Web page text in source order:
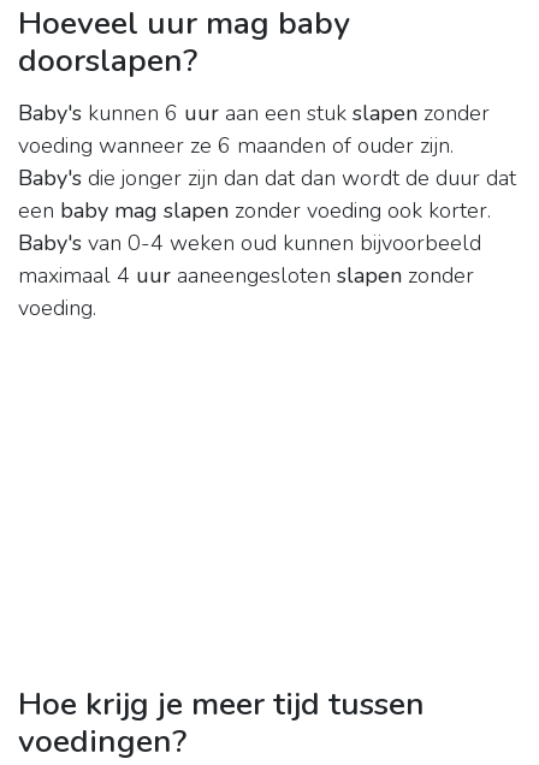
Hoeveel uur mag baby
doorslapen?
Baby's kunnen 6 uur aan een stuk slapen zonder
voeding wanneer ze 6 maanden of ouder zijn.
Baby's die jonger zijn dan dat dan wordt de duur dat
een baby mag slapen zonder voeding ook korter.
Baby's van 0-4 weken oud kunnen bijvoorbeeld
maximaal 4 uur aaneengesloten slapen zonder
voeding.
Hoe krijg je meer tijd tussen
voedingen?